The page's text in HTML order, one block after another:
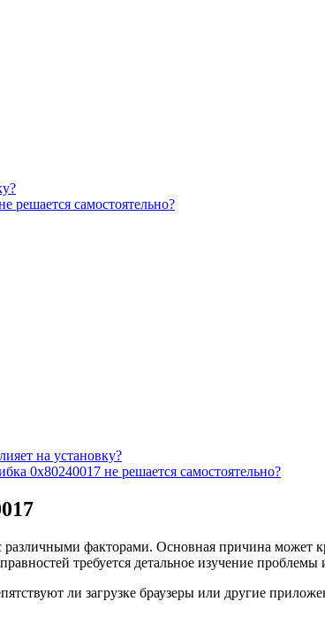
решается самостоятельно?
на установку?
0x80240017 не решается самостоятельно?
факторами. Основная причина может
требуется детальное изучение
ли загрузке браузеры или другие